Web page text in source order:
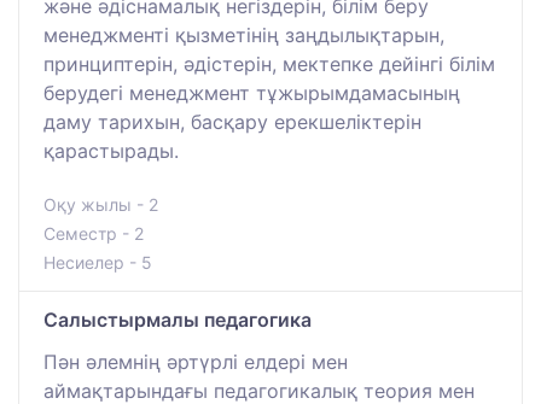
және әдіснамалық негіздерін, білім беру
менеджменті қызметінің заңдылықтарын,
принциптерін, әдістерін, мектепке дейінгі білім
берудегі менеджмент тұжырымдамасының
даму тарихын, басқару ерекшеліктерін
қарастырады.
Оқу жылы - 2
Семестр - 2
Несиелер - 5
Салыстырмалы педагогика
Пән әлемнің әртүрлі елдері мен
аймақтарындағы педагогикалық теория мен